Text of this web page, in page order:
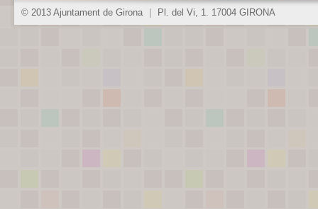
© 2013 Ajuntament de Girona Pl. del Vi, 1. 17004 GIRONA